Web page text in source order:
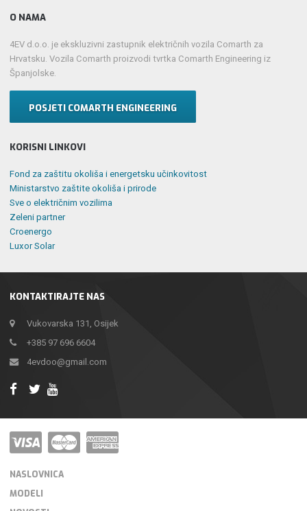
KONTAKTIRAJTE NAS
Vukovarska 131, Osijek
+385 97 696 6604
4evdoo@gmail.com
O NAMA
4EV d.o.o. je ekskluzivni zastupnik električnih vozila Comarth za
Hrvatsku. Vozila Comarth proizvodi tvrtka Comarth Engineering iz
Španjolske.
POSJETI COMARTH ENGINEERING
KORISNI LINKOVI
Fond za zaštitu okoliša i energetsku učinkovitost
Ministarstvo zaštite okoliša i prirode
Sve o električnim vozilima
Zeleni partner
Croenergo
Luxor Solar
NASLOVNICA
MODELI